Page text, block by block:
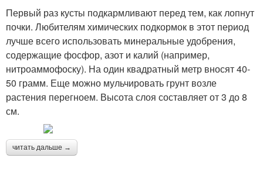
Первый раз кусты подкармливают перед тем, как лопнут
почки. Любителям химических подкормок в этот период
лучше всего использовать минеральные удобрения,
содержащие фосфор, азот и калий (например,
нитроаммофоску). На один квадратный метр вносят 40-
50 грамм. Еще можно мульчировать грунт возле
растения перегноем. Высота слоя составляет от 3 до 8
см.
читать дальше →